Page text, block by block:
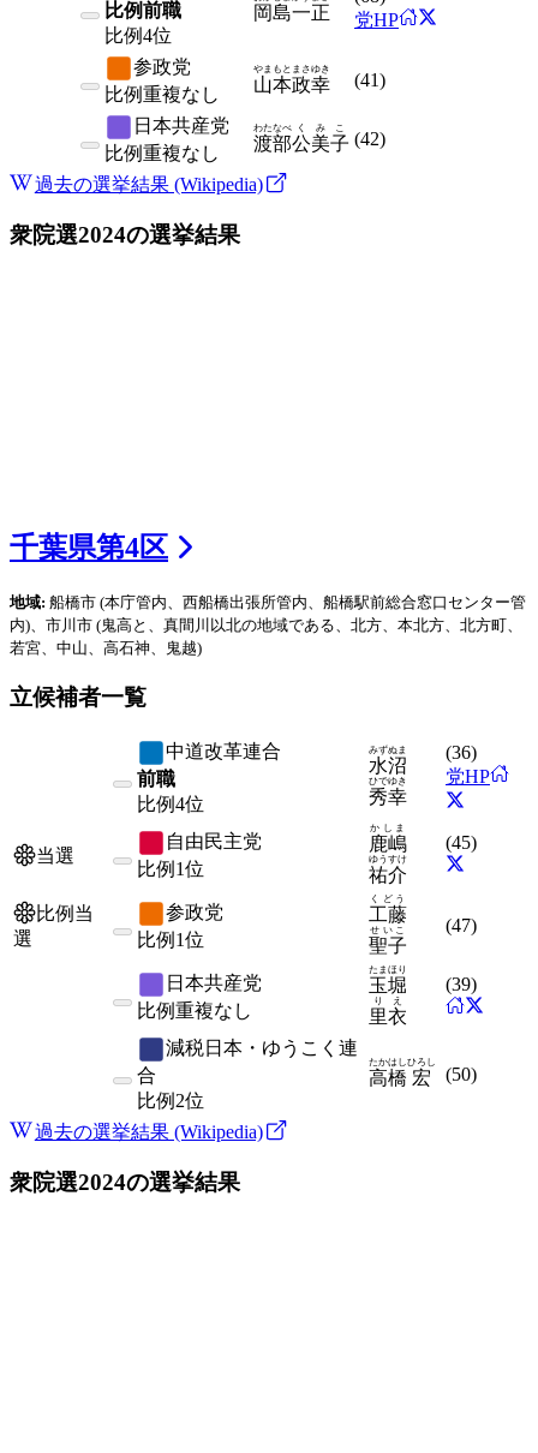
比例前職
比例4位
岡島一正
党HP
参政党
比例重複なし 山本
やまもと
政幸
まさゆき
(41)
日本共産党
比例重複なし 渡部
わたなべ
公美子
くみこ
(42)
過去の選挙結果 (Wikipedia)
衆院選2024の選挙結果
千葉県第4区
地域: 船橋市 (本庁管内、西船橋出張所管内、船橋駅前総合窓口センター管
内) 、市川市 (鬼高と、真間川以北の地域である、北方、本北方、北方町、
若宮、中山、高石神、鬼越)
立候補者一覧
中道改革連合
前職
比例4位
水沼
みずぬま
秀幸
ひでゆき
(36)
党HP
当選
自由民主党
比例 1位
鹿嶋
かしま
祐介
ゆうすけ
(45)
比例当
選
参政党
比例 1位
工藤
くどう
聖子
せいこ (47)
日本共産党
比例重複なし
玉堀
たまほり
里衣
りえ
(39)
減税日本・ゆうこく連
合
比例 2位
高橋
たかはし
宏
ひろし
(50)
過去の選挙結果 (Wikipedia)
衆院選2024の選挙結果